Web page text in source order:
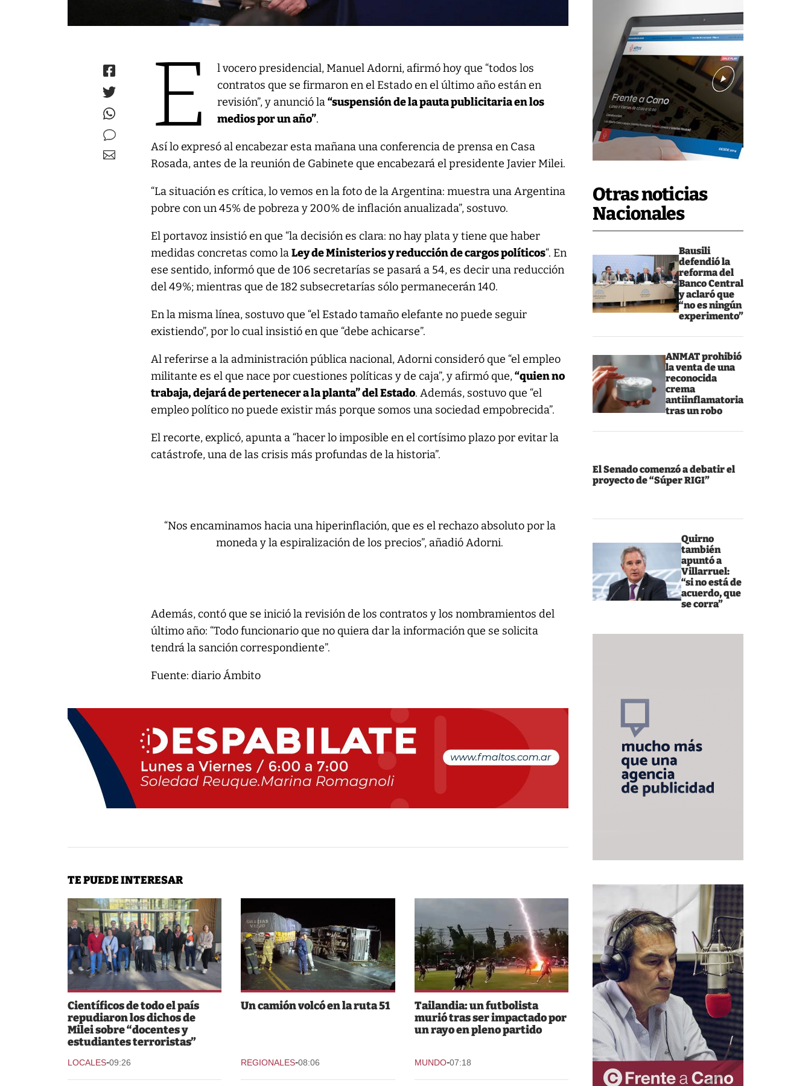
Otras noticias
Nacionales
Bausili
defendió la
reforma del
Banco Central
y aclaró que
“no es ningún
experimento”
ANMAT prohibió
la venta de una
reconocida
crema
antiinflamatoria
tras un robo
El Senado comenzó a debatir el
proyecto de “Súper RIGI”
Quirno
también
apuntó a
Villarruel:
“si no está de
acuerdo, que
se corra”
E
l vocero presidencial, Manuel Adorni, afirmó hoy que “todos los
contratos que se firmaron en el Estado en el último año están en
revisión”, y anunció la“suspensión de la pauta publicitaria en los
medios por un año”.
Así lo expresó al encabezar esta mañana una conferencia de prensa en Casa
Rosada, antes de la reunión de Gabinete que encabezará el presidente Javier Milei.
“La situación es crítica, lo vemos en la foto de la Argentina: muestra una Argentina
pobre con un 45% de pobreza y 200% de inflación anualizada”, sostuvo.
El portavoz insistió en que “la decisión es clara: no hay plata y tiene que haber
medidas concretas como laLey de Ministerios y reducción de cargos políticos“. En
ese sentido, informó que de 106 secretarías se pasará a 54, es decir una reducción
del 49%; mientras que de 182 subsecretarías sólo permanecerán 140.
En la misma línea, sostuvo que “el Estado tamaño elefante no puede seguir
existiendo”, por lo cual insistió en que “debe achicarse”.
Al referirse a la administración pública nacional, Adorni consideró que “el empleo
militante es el que nace por cuestiones políticas y de caja”, y afirmó que,“quien no
trabaja, dejará de pertenecer a la planta” del Estado. Además, sostuvo que “el
empleo político no puede existir más porque somos una sociedad empobrecida”.
El recorte, explicó, apunta a “hacer lo imposible en el cortísimo plazo por evitar la
catástrofe, una de las crisis más profundas de la historia”.
“Nos encaminamos hacia una hiperinflación, que es el rechazo absoluto por la
moneda y la espiralización de los precios”, añadió Adorni.
Además, contó que se inició la revisión de los contratos y los nombramientos del
último año: “Todo funcionario que no quiera dar la información que se solicita
tendrá la sanción correspondiente”.
Fuente: diario Ámbito
TE PUEDE INTERESAR
Científicos de todo el país
repudiaron los dichos de
Milei sobre “docentes y
estudiantes terroristas”
LOCALES-09:26
Un camión volcó en la ruta 51
REGIONALES-08:06
Tailandia: un futbolista
murió tras ser impactado por
un rayo en pleno partido
MUNDO-07:18